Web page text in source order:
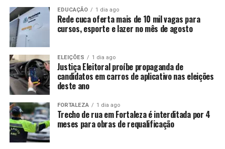
EDUCAÇÃO 1 dia ago
Rede cuca oferta mais de 10 mil vagas para
cursos, esporte e lazer no mês de agosto
ELEIÇÕES 1 dia ago
Justiça Eleitoral proíbe propaganda de
candidatos em carros de aplicativo nas eleições
deste ano
FORTALEZA 1 dia ago
Trecho de rua em Fortaleza é interditada por 4
meses para obras de requalificação